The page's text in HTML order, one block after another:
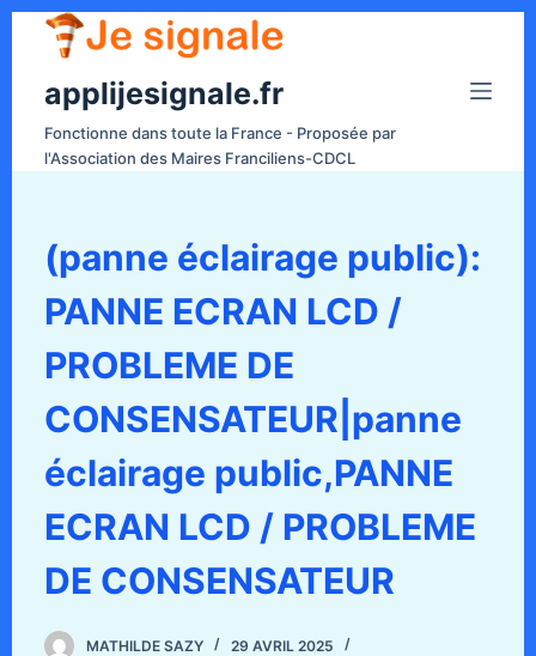
applijesignale.fr
Fonctionne dans toute la France - Proposée par
l'Association des Maires Franciliens-CDCL
(panne éclairage public):
PANNE ECRAN LCD /
PROBLEME DE
CONSENSATEUR|panne
éclairage public,PANNE
ECRAN LCD / PROBLEME
DE CONSENSATEUR
MATHILDE SAZY
29 AVRIL 2025